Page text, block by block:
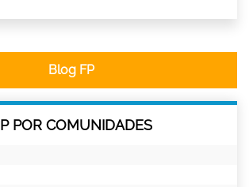
Blog FP
POR COMUNIDADES